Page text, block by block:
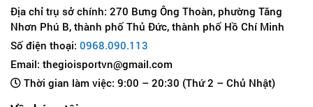
Địa chỉ trụ sở chính: 270 Bưng Ông Thoàn, phường Tăng
Nhơn Phú B, thành phố Thủ Đức, thành phố Hồ Chí Minh
Số điện thoại: 0968.090.113
Email: thegioisportvn@gmail.com
Thời gian làm việc: 9:00 – 20:30 (Thứ 2 – Chủ Nhật)